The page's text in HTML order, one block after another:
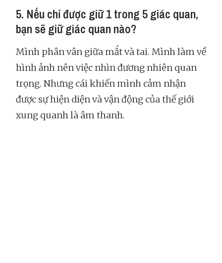
5. Nếu chỉ được giữ 1 trong 5 giác quan,
bạn sẽ giữ giác quan nào?
Mình phân vân giữa mắt và tai. Mình làm về
hình ảnh nên việc nhìn đương nhiên quan
trọng. Nhưng cái khiến mình cảm nhận
được sự hiện diện và vận động của thế giới
xung quanh là âm thanh.